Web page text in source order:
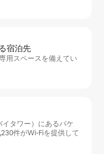
宿⁠泊⁠先
用スペースを備えてい
タワー）にあるバケ
件がWi-Fiを提供して